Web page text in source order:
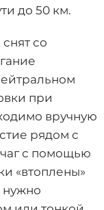
до 50 км.
со
при
вручную
рядом с
с помощью
«втоплены»
нужно